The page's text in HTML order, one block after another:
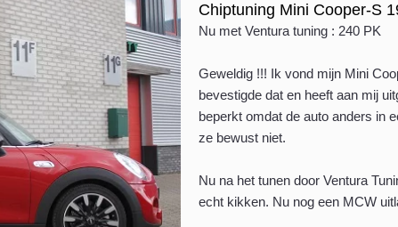
Chiptuning Mini Cooper-S
Nu met Ventura tuning : 240 PK
Geweldig !!! Ik vond mijn Mini
bevestigde dat en heeft aan mij
beperkt omdat de auto anders in
ze bewust niet.
Nu na het tunen door Ventura
echt kikken. Nu nog een MCW